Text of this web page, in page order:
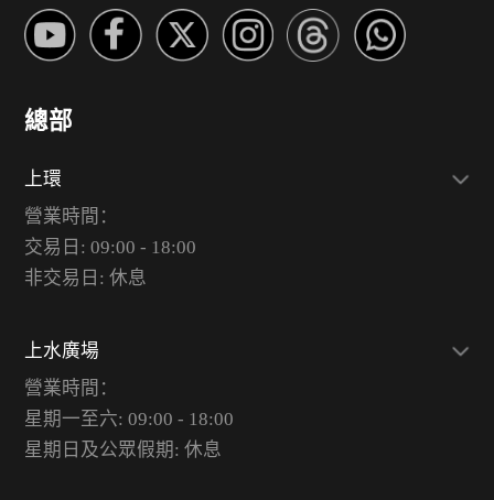
總部
上環
營業時間：
交易日: 09:00 - 18:00
非交易日: 休息
上水廣場
營業時間：
星期一至六: 09:00 - 18:00
星期日及公眾假期: 休息